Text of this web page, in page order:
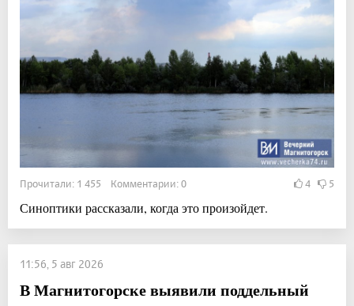
Прочитали: 1 455 Комментарии: 0 4 5
Синоптики рассказали, когда это произойдет.
11:56, 5 авг 2026
В Магнитогорске выявили поддельный